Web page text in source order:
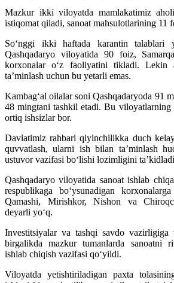
Mazkur ikki viloyatda mamlakatimiz
istiqomat qiladi, sanoat mahsulotlarining 11
So‘nggi ikki haftada karantin talablari
Qashqadaryo viloyatida 90 foiz,
korxonalar o‘z faoliyatini tikladi. Lekin
ta’minlash uchun bu yetarli emas.
Kambag‘al oilalar soni Qashqadaryoda 91
48 mingtani tashkil etadi. Bu viloyatlarning
ortiq ishsizlar bor.
Davlatimiz rahbari qiyinchilikka duch
quvvatlash, ularni ish bilan ta’minlash
ustuvor vazifasi bo‘lishi lozimligini
Qashqadaryo viloyatida sanoat ishlab
respublikaga bo‘ysunadigan
Qamashi, Mirishkor, Nishon va
deyarli yo‘q.
Investitsiyalar va tashqi savdo
birgalikda mazkur tumanlarda sanoatni
ishlab chiqish vazifasi qo‘yildi.
Viloyatda yetishtiriladigan paxta